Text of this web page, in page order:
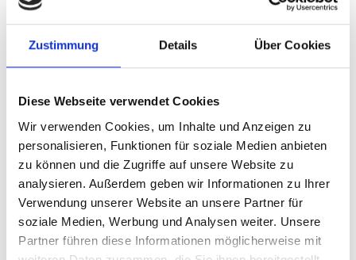
Zustimmung Details Über Cookies
Diese Webseite verwendet Cookies
Wir verwenden Cookies, um Inhalte und Anzeigen zu
personalisieren, Funktionen für soziale Medien anbieten
zu können und die Zugriffe auf unsere Website zu
analysieren. Außerdem geben wir Informationen zu Ihrer
Verwendung unserer Website an unsere Partner für
soziale Medien, Werbung und Analysen weiter. Unsere
Partner führen diese Informationen möglicherweise mit